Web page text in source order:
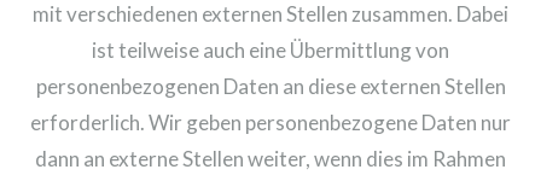
mit verschiedenen externen Stellen zusammen. Dabei
ist teilweise auch eine Übermittlung von
personenbezogenen Daten an diese externen Stellen
erforderlich. Wir geben personenbezogene Daten nur
dann an externe Stellen weiter, wenn dies im Rahmen